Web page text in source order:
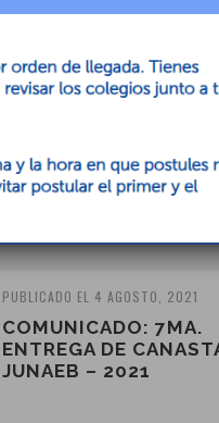
JUNAEB – 2021
ENTREGA DE
JUNAEB – 2021
PUBLICADO EL 4 AGOSTO, 2021
COMUNICADO: 7MA.
ENTREGA DE
JUNAEB – 2021